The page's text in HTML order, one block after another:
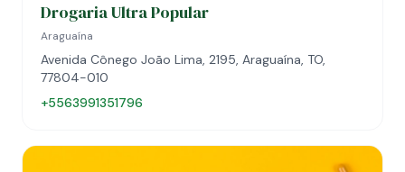
Drogaria Ultra Popular
Araguaína
Avenida Cônego João Lima, 2195, Araguaína, TO,
77804-010
+5563991351796